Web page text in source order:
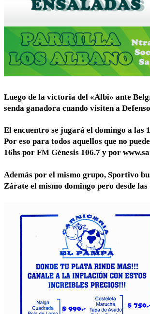
Luego de la victoria del «Albi» ante
senda ganadora cuando visiten a
El encuentro se jugará el domingo a las
Por eso para todos aquellos que no
16hs por FM Génesis 106.7 y por
Además por el mismo grupo, Sportivo
Zárate el mismo domingo pero desde las